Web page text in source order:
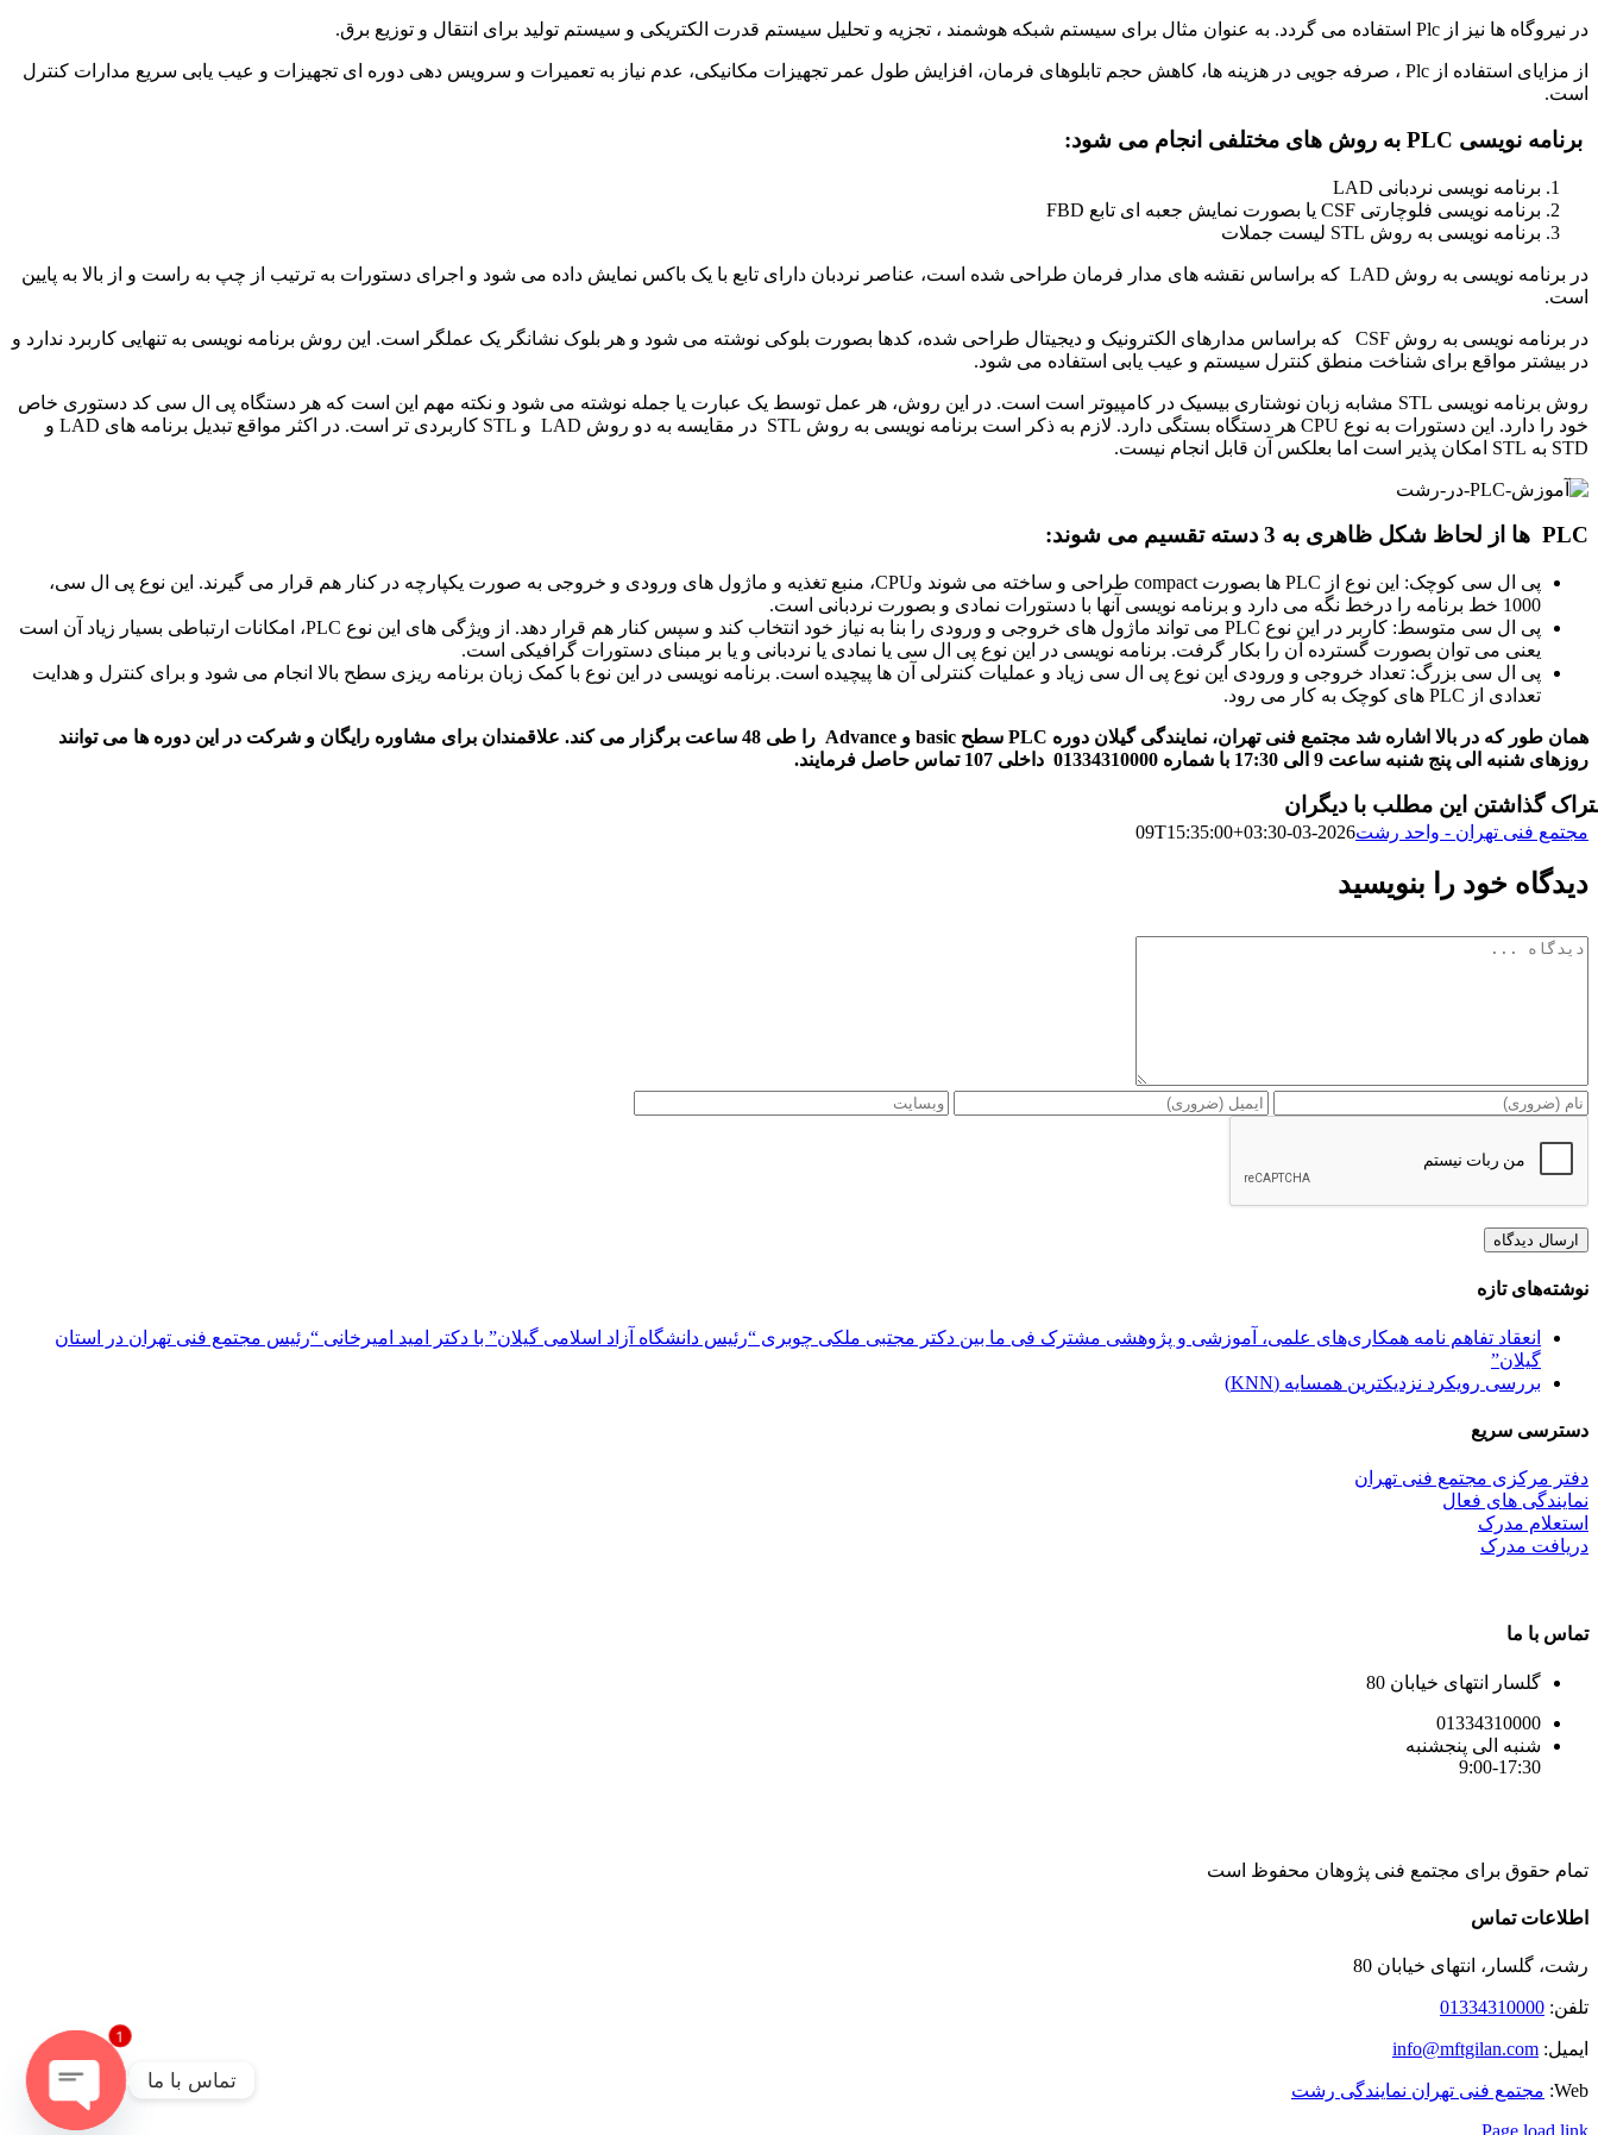
در نیروگاه ها نیز از Plc استفاده می گردد. به عنوان مثال برای سیستم شبکه هوشمند ، تجزیه و تحلیل سیستم قدرت الکتریکی و سیستم تولید برای انتقال و توزیع برق.
از مزایای استفاده از Plc ، صرفه جویی در هزینه ها، کاهش حجم تابلوهای فرمان، افزایش طول عمر تجهیزات مکانیکی، عدم نیاز به تعمیرات و سرویس دهی دوره ای تجهیزات و عیب یابی سریع مدارات کنترل
است.
برنامه نویسی PLC به روش های مختلفی انجام می شود:
برنامه نویسی نردبانی LAD
برنامه نویسی فلوچارتی CSF یا بصورت نمایش جعبه ای تابع FBD
برنامه نویسی به روش STL لیست جملات
در برنامه نویسی به روش LAD که براساس نقشه های مدار فرمان طراحی شده است، عناصر نردبان دارای تابع با یک باکس نمایش داده می شود و اجرای دستورات به ترتیب از چپ به راست و از بالا به پایین
است.
در برنامه نویسی به روش CSF که براساس مدارهای الکترونیک و دیجیتال طراحی شده، کدها بصورت بلوکی نوشته می شود و هر بلوک نشانگر یک عملگر است. این روش برنامه نویسی به تنهایی کاربرد ندارد و
در بیشتر مواقع برای شناخت منطق کنترل سیستم و عیب یابی استفاده می شود.
روش برنامه نویسی STL مشابه زبان نوشتاری بیسیک در کامپیوتر است است. در این روش، هر عمل توسط یک عبارت یا جمله نوشته می شود و نکته مهم این است که هر دستگاه پی ال سی کد دستوری خاص
خود را دارد. این دستورات به نوع CPU هر دستگاه بستگی دارد. لازم به ذکر است برنامه نویسی به روش STL در مقایسه به دو روش LAD و STL کاربردی تر است. در اکثر مواقع تبدیل برنامه های LAD و
STD به STL امکان پذیر است اما بعلکس آن قابل انجام نیست.
PLC ها از لحاظ شکل ظاهری به 3 دسته تقسیم می شوند:
پی ال سی کوچک: این نوع از PLC ها بصورت compact طراحی و ساخته می شوند وCPU، منبع تغذیه و ماژول های ورودی و خروجی به صورت یکپارچه در کنار هم قرار می گیرند. این نوع پی ال سی،
1000 خط برنامه را درخط نگه می دارد و برنامه نویسی آنها با دستورات نمادی و بصورت نردبانی است.
پی ال سی متوسط: کاربر در این نوع PLC می تواند ماژول های خروجی و ورودی را بنا به نیاز خود انتخاب کند و سپس کنار هم قرار دهد. از ویژگی های این نوع PLC، امکانات ارتباطی بسیار زیاد آن است
یعنی می توان بصورت گسترده آن را بکار گرفت. برنامه نویسی در این نوع پی ال سی یا نمادی یا نردبانی و یا بر مبنای دستورات گرافیکی است.
پی ال سی بزرگ: تعداد خروجی و ورودی این نوع پی ال سی زیاد و عملیات کنترلی آن ها پیچیده است. برنامه نویسی در این نوع با کمک زبان برنامه ریزی سطح بالا انجام می شود و برای کنترل و هدایت
تعدادی از PLC های کوچک به کار می رود.
همان طور که در بالا اشاره شد مجتمع فنی تهران، نمایندگی گیلان دوره PLC سطح basic و Advance را طی 48 ساعت برگزار می کند. علاقمندان برای مشاوره رایگان و شرکت در این دوره ها می توانند
روزهای شنبه الی پنج شنبه ساعت 9 الی 17:30 با شماره 01334310000 داخلی 107 تماس حاصل فرمایند.
گذاشتن این مطلب با دیگران
مجتمع فنی تهران - واحد رشت2026-03-09T15:35:00+03:30
دیدگاه خود را بنویسید
دیدگاه
نوشته‌های تازه
انعقاد تفاهم نامه همکاری‌های علمی، آموزشی و پژوهشی مشترک فی ما بین دکتر مجتبی ملکی چوبری “رئیس دانشگاه آزاد اسلامی گیلان” با دکتر امید امیرخانی “رئیس مجتمع فنی تهران در استان
گیلان”
بررسی رویکرد نزدیکترین همسایه (KNN)
دسترسی سریع
دفتر مرکزی مجتمع فنی تهران
نمایندگی های فعال
استعلام مدرک
دریافت مدرک
تماس با ما
گلسار انتهای خیابان 80
01334310000
شنبه الی پنجشنبه
9:00-17:30
تمام حقوق برای مجتمع فنی پژوهان محفوظ است
Instagram
LinkedIn
Toggle
Bar
Area
اطلاعات تماس
رشت، گلسار، انتهای خیابان 80
تلفن: 01334310000
ایمیل: info@mftgilan.com
Web: مجتمع فنی تهران نمایندگی رشت
تماس با ما
Open
1